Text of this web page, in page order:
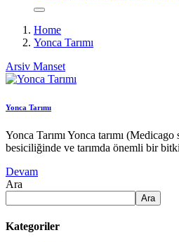
Home
Yonca Tarımı
Arsiv Manset
Yonca Tarımı
Yonca Tarımı Yonca tarımı
besiciliğinde ve tarımda önemli bir
Devam
Ara
Ara
Kategoriler